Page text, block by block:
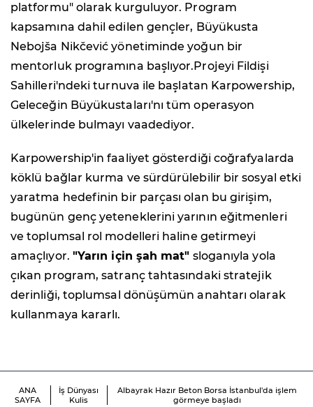
platformu" olarak kurguluyor. Program
kapsamına dahil edilen gençler, Büyükusta
Nebojša Nikčević yönetiminde yoğun bir
mentorluk programına başlıyor.Projeyi Fildişi
Sahilleri'ndeki turnuva ile başlatan Karpowership,
Geleceğin Büyükustaları'nı tüm operasyon
ülkelerinde bulmayı vaadediyor.
Karpowership'in faaliyet gösterdiği coğrafyalarda
köklü bağlar kurma ve sürdürülebilir bir sosyal etki
yaratma hedefinin bir parçası olan bu girişim,
bugünün genç yeteneklerini yarının eğitmenleri
ve toplumsal rol modelleri haline getirmeyi
amaçlıyor. "Yarın için şah mat" sloganıyla yola
çıkan program, satranç tahtasındaki stratejik
derinliği, toplumsal dönüşümün anahtarı olarak
kullanmaya kararlı.
ANA
SAYFA
İş Dünyası
Kulis
Albayrak Hazır Beton Borsa İstanbul'da işlem
görmeye başladı